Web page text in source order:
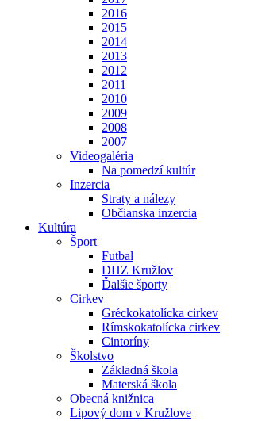
2016
2015
2014
2013
2012
2011
2010
2009
2008
2007
Videogaléria
Na pomedzí kultúr
Inzercia
Straty a nálezy
Občianska inzercia
Kultúra
Šport
Futbal
DHZ Kružlov
Ďalšie športy
Cirkev
Gréckokatolícka cirkev
Rímskokatolícka cirkev
Cintoríny
Školstvo
Základná škola
Materská škola
Obecná knižnica
Lipový dom v Kružlove